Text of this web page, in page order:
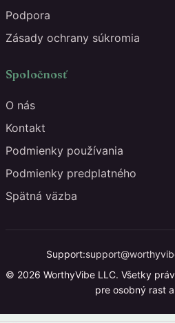
Podpora
Zásady ochrany súkromia
Spoločnosť
O nás
Kontakt
Podmienky používania
Podmienky predplatného
Spätná väzba
Support:
© 2026 WorthyVibe LLC. Všetky
pre osobný rast